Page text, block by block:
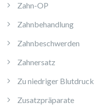
Zahn-OP
Zahnbehandlung
Zahnbeschwerden
Zahnersatz
Zu niedriger Blutdruck
Zusatzpräparate